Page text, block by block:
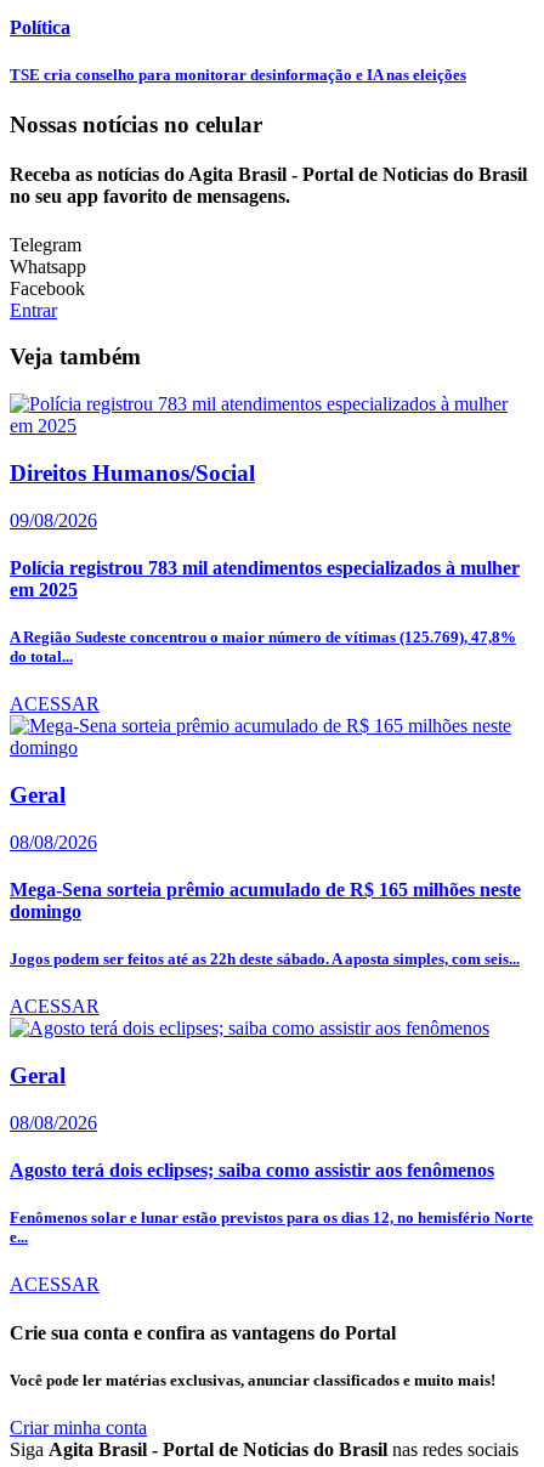
Política
TSE cria conselho para monitorar desinformação e IA nas eleições
Nossas notícias no celular
Receba as notícias do Agita Brasil - Portal de Noticias do Brasil
no seu app favorito de mensagens.
Telegram
Whatsapp
Facebook
Entrar
Veja também
Direitos Humanos/Social
09/08/2026
Polícia registrou 783 mil atendimentos especializados à mulher
em 2025
A Região Sudeste concentrou o maior número de vítimas (125.769), 47,8%
do total...
ACESSAR
Geral
08/08/2026
Mega-Sena sorteia prêmio acumulado de R$ 165 milhões neste
domingo
Jogos podem ser feitos até as 22h deste sábado. A aposta simples, com seis...
ACESSAR
Geral
08/08/2026
Agosto terá dois eclipses; saiba como assistir aos fenômenos
Fenômenos solar e lunar estão previstos para os dias 12, no hemisfério Norte
e...
ACESSAR
Crie sua conta e confira as vantagens do Portal
Você pode ler matérias exclusivas, anunciar classificados e muito mais!
Criar minha conta
Siga Agita Brasil - Portal de Noticias do Brasil nas redes sociais